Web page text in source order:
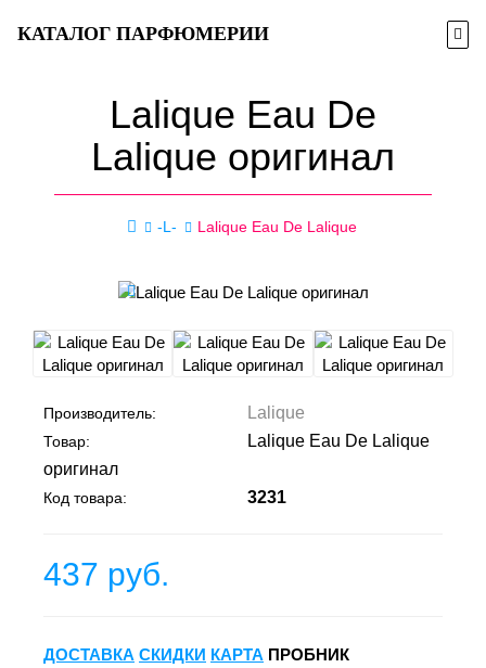
КАТАЛОГ ПАРФЮМЕРИИ
Lalique Eau De
Lalique оригинал
-L- Lalique Eau De Lalique
Производитель: Lalique
Товар:
Lalique Eau De Lalique
оригинал
Код товара: 3231
437 руб.
ДОСТАВКА СКИДКИ КАРТА ПРОБНИК